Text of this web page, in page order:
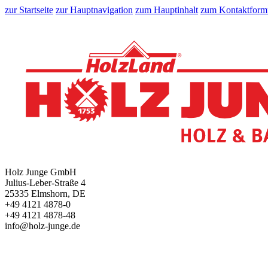
zur Startseite zur Hauptnavigation zum Hauptinhalt zum
Holz Junge GmbH
Julius-Leber-Straße 4
25335 Elmshorn, DE
+49 4121 4878-0
+49 4121 4878-48
info@holz-junge.de